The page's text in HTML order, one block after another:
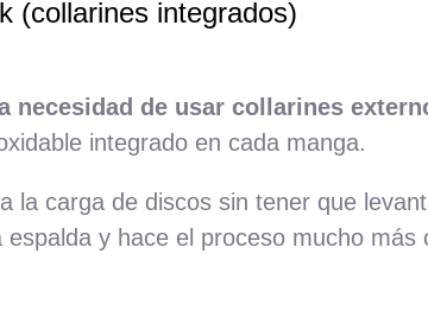
(collarines integrados)
necesidad de usar collarines
integrado en cada manga.
la carga de discos sin tener que
y hace el proceso mucho más